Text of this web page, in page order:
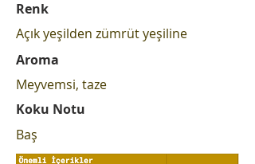
Renk
Açık yeşilden zümrüt yeşiline
Aroma
Meyvemsi, taze
Koku Notu
Baş